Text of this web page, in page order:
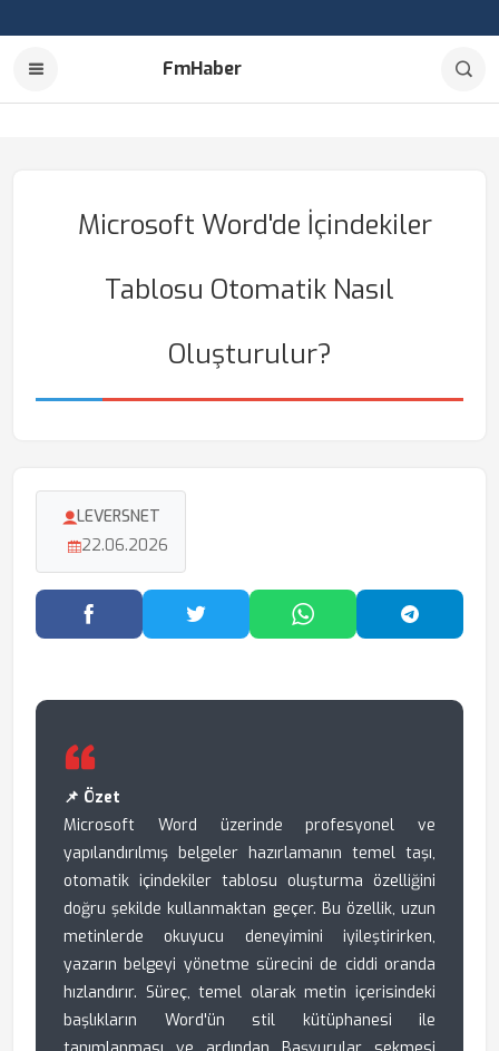
FmHaber
Microsoft Word'de İçindekiler
Tablosu Otomatik Nasıl
Oluşturulur?
LEVERSNET
22.06.2026
Facebook'ta PaylaşTwitter'da PaylaşWhatsApp'ta Paylaş
📌 Özet
Microsoft Word üzerinde profesyonel ve
yapılandırılmış belgeler hazırlamanın temel taşı,
otomatik içindekiler tablosu oluşturma özelliğini
doğru şekilde kullanmaktan geçer. Bu özellik, uzun
metinlerde okuyucu deneyimini iyileştirirken,
yazarın belgeyi yönetme sürecini de ciddi oranda
hızlandırır. Süreç, temel olarak metin içerisindeki
başlıkların Word'ün stil kütüphanesi ile